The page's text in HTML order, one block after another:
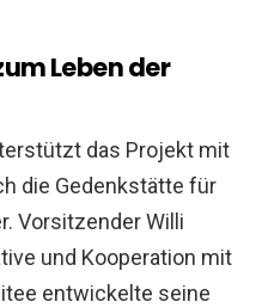
Leben der
das Projekt mit
die Gedenkstätte für
Vorsitzender Willi
und Kooperation mit
entwickelte seine